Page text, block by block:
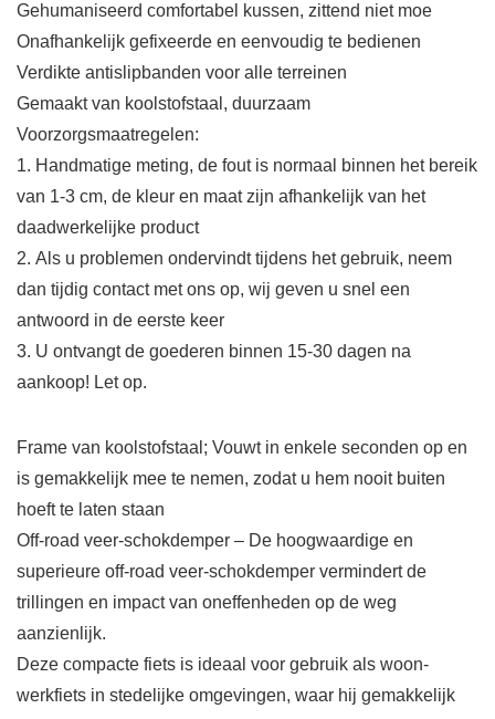
Gehumaniseerd comfortabel kussen, zittend niet moe
Onafhankelijk gefixeerde en eenvoudig te bedienen
Verdikte antislipbanden voor alle terreinen
Gemaakt van koolstofstaal, duurzaam
Voorzorgsmaatregelen:
1. Handmatige meting, de fout is normaal binnen het bereik
van 1-3 cm, de kleur en maat zijn afhankelijk van het
daadwerkelijke product
2. Als u problemen ondervindt tijdens het gebruik, neem
dan tijdig contact met ons op, wij geven u snel een
antwoord in de eerste keer
3. U ontvangt de goederen binnen 15-30 dagen na
aankoop! Let op.
Frame van koolstofstaal; Vouwt in enkele seconden op en
is gemakkelijk mee te nemen, zodat u hem nooit buiten
hoeft te laten staan
Off-road veer-schokdemper – De hoogwaardige en
superieure off-road veer-schokdemper vermindert de
trillingen en impact van oneffenheden op de weg
aanzienlijk.
Deze compacte fiets is ideaal voor gebruik als woon-
werkfiets in stedelijke omgevingen, waar hij gemakkelijk